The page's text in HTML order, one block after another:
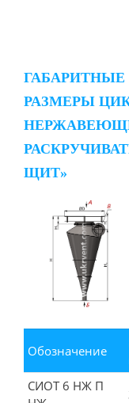
РАЗМЕРЫ
ЩИТ»
Обозначение
СИОТ 6 НЖ П